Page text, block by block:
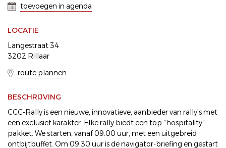
toevoegen in agenda
LOCATIE
Langestraat 34
3202 Rillaar
route plannen
BESCHRIJVING
CCC-Rally is een nieuwe, innovatieve, aanbieder van rally's met
een exclusief karakter. Elke rally biedt een top “hospitality”
pakket. We starten, vanaf 09.00 uur, met een uitgebreid
ontbijtbuffet. Om 09.30 uur is de navigator-briefing en gestart